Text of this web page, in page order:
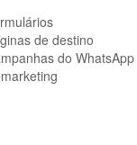
de destino
do WhatsApp